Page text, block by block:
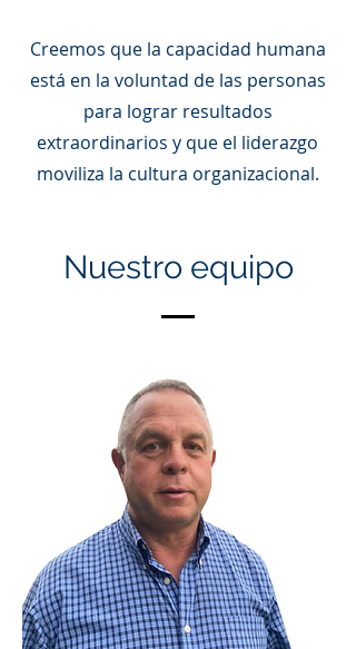
Creemos que la capacidad humana
está en la voluntad de las personas
para lograr resultados
extraordinarios y que el liderazgo
moviliza la cultura organizacional.
Nuestro equipo